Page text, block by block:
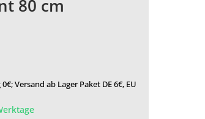
80 cm
Versand ab Lager Paket DE 6€, EU